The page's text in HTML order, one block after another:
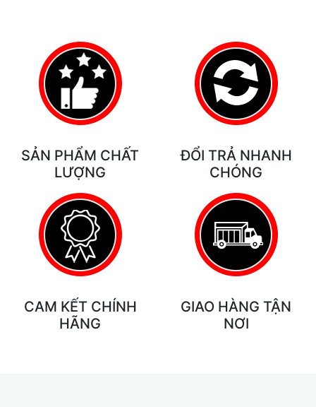
SẢN PHẨM CHẤT
LƯỢNG
ĐỔI TRẢ NHANH
CHÓNG
CAM KẾT CHÍNH
HÃNG
GIAO HÀNG TẬN
NƠI